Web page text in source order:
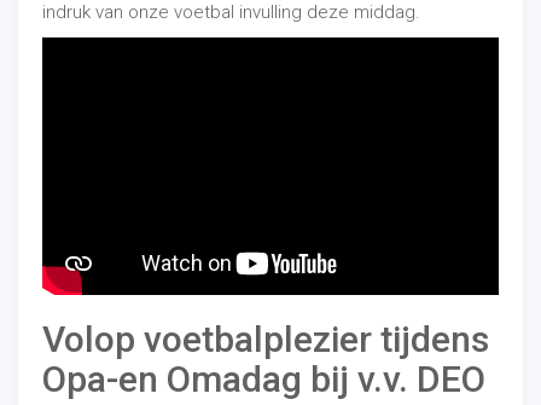
indruk van onze voetbal invulling deze middag.
Volop voetbalplezier tijdens
Opa-en Omadag bij v.v. DEO